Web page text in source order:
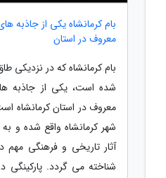
بام کرمانشاه یکی از جاذبه
معروف در استان
بام کرمانشاه که در نزدیکی
شده است، یکی از جاذبه
معروف در استان کرمانشاه
شهر کرمانشاه واقع شده و به
آثار تاریخی و فرهنگی مهم
شناخته می گردد. پارکینگی